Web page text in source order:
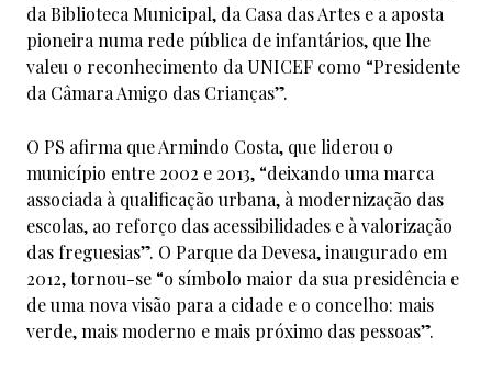
da Biblioteca Municipal, da Casa das Artes e a aposta
pioneira numa rede pública de infantários, que lhe
valeu o reconhecimento da UNICEF como “Presidente
da Câmara Amigo das Crianças”.
O PS afirma que Armindo Costa, que liderou o
município entre 2002 e 2013, “deixando uma marca
associada à qualificação urbana, à modernização das
escolas, ao reforço das acessibilidades e à valorização
das freguesias”. O Parque da Devesa, inaugurado em
2012, tornou-se “o símbolo maior da sua presidência e
de uma nova visão para a cidade e o concelho: mais
verde, mais moderno e mais próximo das pessoas”.